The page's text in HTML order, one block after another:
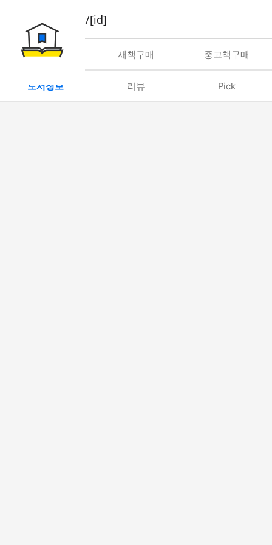
book/rent/[id]
대여 새책구매 중고책구매
도서정보 리뷰 Pick